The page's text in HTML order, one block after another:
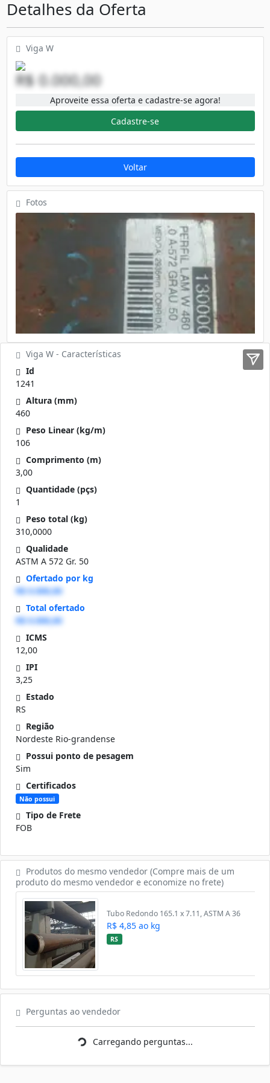
Detalhes da Oferta
Viga W
R$ 0.000,00
Aproveite essa oferta e cadastre-se agora!
Cadastre-se
Voltar
Fotos
Viga W - Características
Id
1241
Altura (mm)
460
Peso Linear (kg/m)
106
Comprimento (m)
3,00
Quantidade (pçs)
1
Peso total (kg)
310,0000
Qualidade
ASTM A 572 Gr. 50
Ofertado por kg
R$ 0.000,00
Total ofertado
R$ 0.000,00
ICMS
12,00
IPI
3,25
Estado
RS
Região
Nordeste Rio-grandense
Possui ponto de pesagem
Sim
Certificados
Não possui
Tipo de Frete
FOB
Produtos do mesmo vendedor (Compre mais de um
produto do mesmo vendedor e economize no frete)
Tubo Redondo 165.1 x 7.11, ASTM A 36
R$ 4,85 ao kg
RS
Perguntas ao vendedor
Carregando perguntas... Carregando perguntas...